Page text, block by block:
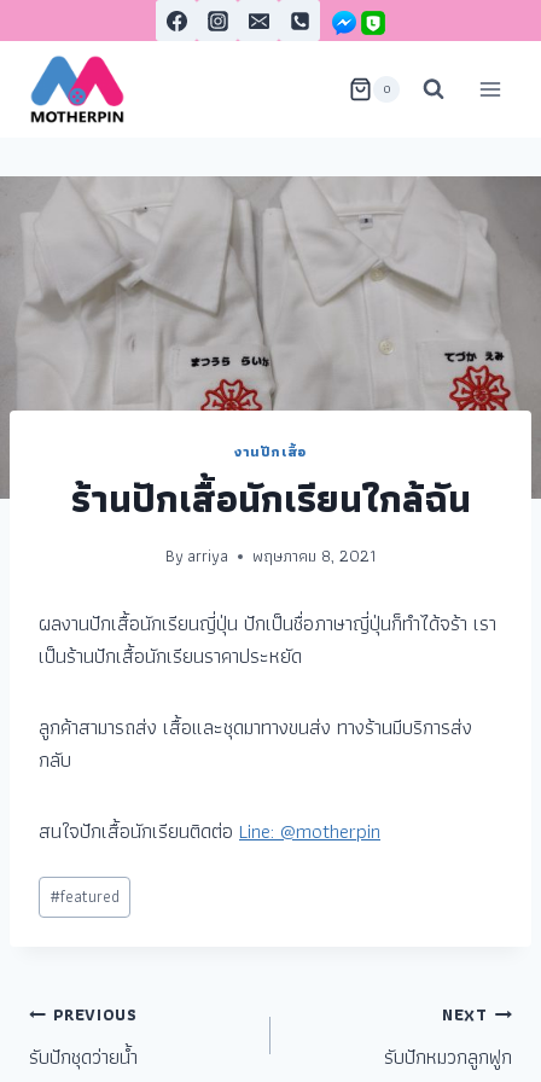
0
งานปักเสื้อ
ร้านปักเสื้อนักเรียนใกล้ฉัน
Byarriya พฤษภาคม 8, 2021
ผลงานปักเสื้อนักเรียนญี่ปุ่น ปักเป็นชื่อภาษาญี่ปุ่นก็ทำได้จร้า เรา
เป็นร้านปักเสื้อนักเรียนราคาประหยัด
ลูกค้าสามารถส่ง เสื้อและชุดมาทางขนส่ง ทางร้านมีบริการส่ง
กลับ
สนใจปักเสื้อนักเรียนติดต่อ Line: @motherpin
#featured
PREVIOUS
รับปักชุดว่ายน้ำ
NEXT
รับปักหมวกลูกฟูก